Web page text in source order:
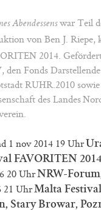
Abendessenswar Teil
von Ben J.
2014.
Fonds
RUHR.2010
des Landes
1 nov 2014 19 Uhr
FAVORITEN
20 UhrNRW-
21 UhrMalta
Stary Browar,